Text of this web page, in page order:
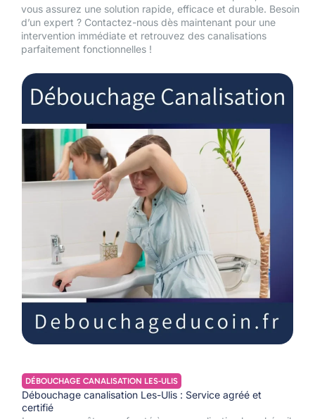
vous assurez une solution rapide, efficace et durable. Besoin
d’un expert ? Contactez-nous dès maintenant pour une
intervention immédiate et retrouvez des canalisations
parfaitement fonctionnelles !
DÉBOUCHAGE CANALISATION LES-ULIS
Débouchage canalisation Les-Ulis : Service agréé et
certifié